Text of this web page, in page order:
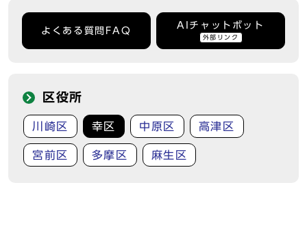
よくある質問FAQ
AIチャットボット
外部リンク
区役所
川崎区 幸区 中原区 高津区
宮前区 多摩区 麻生区